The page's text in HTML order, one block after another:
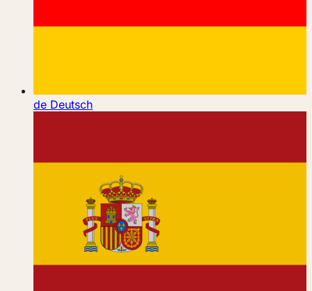
de Deutsch